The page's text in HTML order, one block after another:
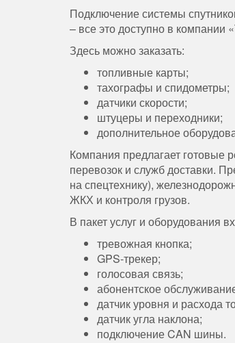
Подключение системы
– все это доступно в компании
Здесь можно заказать:
топливные карты;
тахографы и спидометры;
датчики скорости;
штуцеры и переходники;
дополнительное
Компания предлагает готовые
перевозок и служб доставки.
на спецтехнику),
ЖКХ и контроля грузов.
В пакет услуг и оборудования
тревожная кнопка;
GPS-трекер;
голосовая связь;
абонентское
датчик уровня и расхода
датчик угла наклона;
подключение CAN шины.